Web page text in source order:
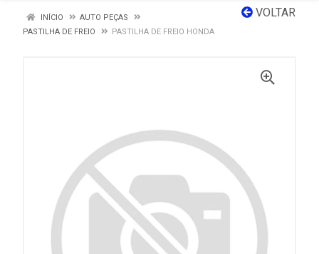
VOLTAR
INÍCIO
AUTO PEÇAS
PASTILHA DE FREIO
PASTILHA DE FREIO HONDA